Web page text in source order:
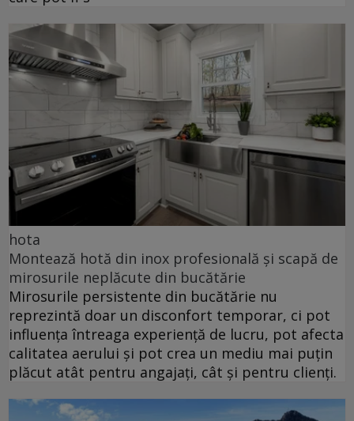
hota
Montează hotă din inox profesională și scapă de
mirosurile neplăcute din bucătărie
Mirosurile persistente din bucătărie nu
reprezintă doar un disconfort temporar, ci pot
influența întreaga experiență de lucru, pot afecta
calitatea aerului și pot crea un mediu mai puțin
plăcut atât pentru angajați, cât și pentru clienți.